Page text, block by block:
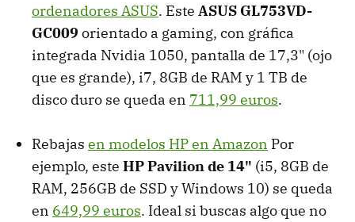
ordenadores ASUS. Este ASUS GL753VD-
GC009 orientado a gaming, con gráfica
integrada Nvidia 1050, pantalla de 17,3" (ojo
que es grande), i7, 8GB de RAM y 1 TB de
disco duro se queda en 711,99 euros.
Rebajas en modelos HP en Amazon Por
ejemplo, este HP Pavilion de 14" (i5, 8GB de
RAM, 256GB de SSD y Windows 10) se queda
en 649,99 euros. Ideal si buscas algo que no